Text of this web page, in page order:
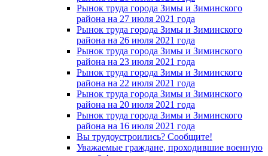
Рынок труда города Зимы и Зиминского
района на 27 июля 2021 года
Рынок труда города Зимы и Зиминского
района на 26 июля 2021 года
Рынок труда города Зимы и Зиминского
района на 23 июля 2021 года
Рынок труда города Зимы и Зиминского
района на 22 июля 2021 года
Рынок труда города Зимы и Зиминского
района на 20 июля 2021 года
Рынок труда города Зимы и Зиминского
района на 16 июля 2021 года
Вы трудоустроились? Сообщите!
Уважаемые граждане, проходившие военную